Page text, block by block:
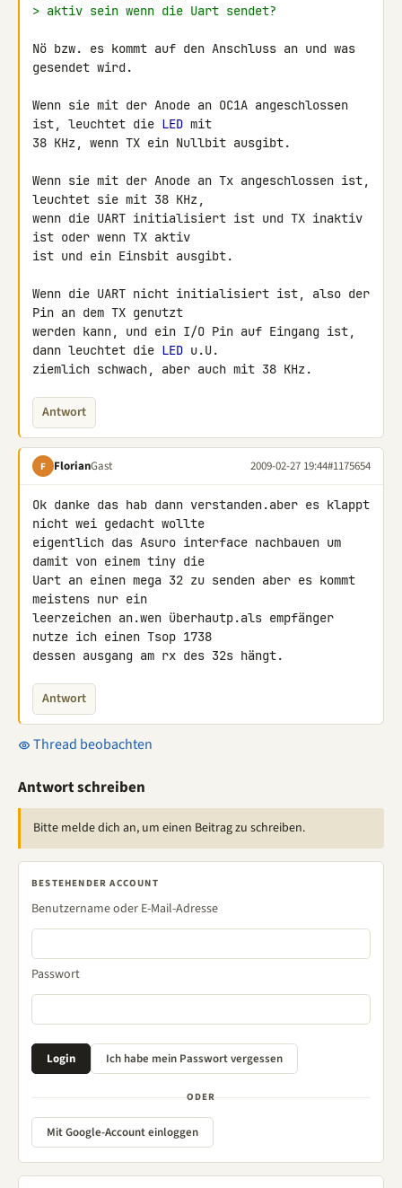
> aktiv sein wenn die Uart sendet?
Nö bzw. es kommt auf den Anschluss an und was
gesendet wird.
Wenn sie mit der Anode an OC1A angeschlossen
ist, leuchtet die LED mit
38 KHz, wenn TX ein Nullbit ausgibt.
Wenn sie mit der Anode an Tx angeschlossen ist,
leuchtet sie mit 38 KHz,
wenn die UART initialisiert ist und TX inaktiv
ist oder wenn TX aktiv
ist und ein Einsbit ausgibt.
Wenn die UART nicht initialisiert ist, also der
Pin an dem TX genutzt
werden kann, und ein I/O Pin auf Eingang ist,
dann leuchtet die LED u.U.
ziemlich schwach, aber auch mit 38 KHz.
Antwort
F FlorianGast 2009-02-27 19:44#1175654
Ok danke das hab dann verstanden.aber es klappt
nicht wei gedacht wollte
eigentlich das Asuro interface nachbauen um
damit von einem tiny die
Uart an einen mega 32 zu senden aber es kommt
meistens nur ein
leerzeichen an.wen überhautp.als empfänger
nutze ich einen Tsop 1738
dessen ausgang am rx des 32s hängt.
Antwort
Thread beobachten
Antwort schreiben
Bitte melde dich an, um einen Beitrag zu schreiben.
BESTEHENDER ACCOUNT
Benutzername oder E-Mail-Adresse
Passwort
ODER
Mit Google-Account einloggen